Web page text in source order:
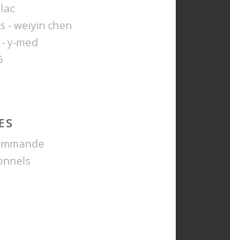
- weiyin chen
y-med